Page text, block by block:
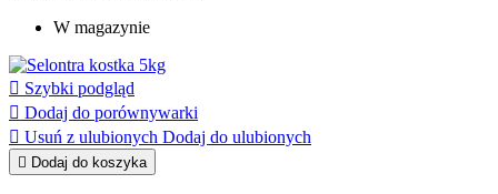
W magazynie
 Szybki podgląd
 Dodaj do porównywarki
 Usuń z ulubionych Dodaj do ulubionych
 Dodaj do koszyka